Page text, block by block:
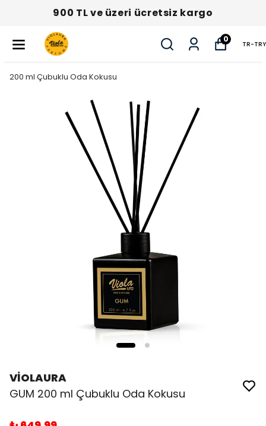
900 TL ve üzeri ücretsiz kargo
0
TR-TRY
200 ml Çubuklu Oda Kokusu
VİOLAURA
GUM 200 ml Çubuklu Oda Kokusu